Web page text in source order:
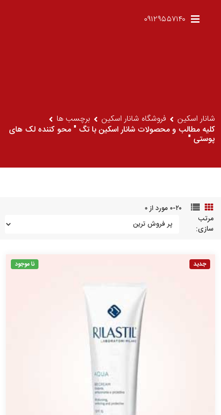
۰۹۱۲۹۵۵۷۱۴۰
شانار اسکین فروشگاه شانار اسکین
برچسب ها
کلیه مطالب و محصولات شانار اسکین با تگ " محو کننده لک های
پوستی "
۰-۲۰ مورد از ۰
مرتب
سازی:
جدید نا موجود